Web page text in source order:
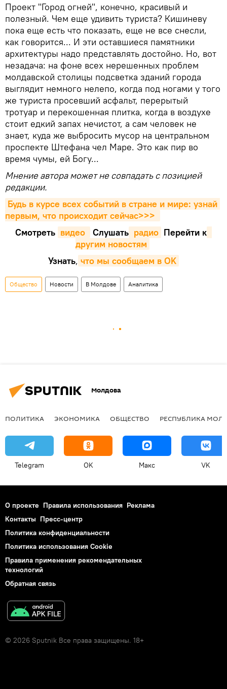
Проект "Город огней", конечно, красивый и
полезный. Чем еще удивить туриста? Кишиневу
пока еще есть что показать, еще не все снесли,
как говорится... И эти оставшиеся памятники
архитектуры надо представлять достойно. Но, вот
незадача: на фоне всех нерешенных проблем
молдавской столицы подсветка зданий города
выглядит немного нелепо, когда под ногами у того
же туриста просевший асфальт, перерытый
тротуар и перекошенная плитка, когда в воздухе
стоит едкий запах нечистот, а сам человек не
знает, куда же выбросить мусор на центральном
проспекте Штефана чел Маре. Это как пир во
время чумы, ей Богу...
Мнение автора может не совпадать с позицией
редакции.
Будь в курсе всех событий в стране и мире: узнай
первым, что происходит сейчаc>>>
Смотреть видео Cлушать радио Перейти к
другим новостям
Узнать, что мы сообщаем в OK
Общество Новости В Молдове Аналитика
Молдова
ПОЛИТИКА ЭКОНОМИКА ОБЩЕСТВО РЕСПУБЛИКА
Telegram OK Макс VK
О проекте Правила использования Реклама
Контакты Пресс-центр
Политика конфиденциальности
Политика использования Cookie
Правила применения рекомендательных
технологий
Обратная связь
© 2026 Sputnik Все права защищены. 18+